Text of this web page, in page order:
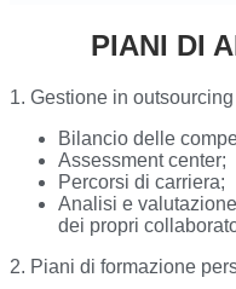
PIANI DI
1. Gestione in
Bilancio delle
Assessment center;
Percorsi di carriera;
Analisi e
dei propri
2. Piani di formazione